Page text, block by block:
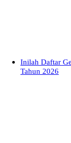
Inilah Daftar
Tahun 2026